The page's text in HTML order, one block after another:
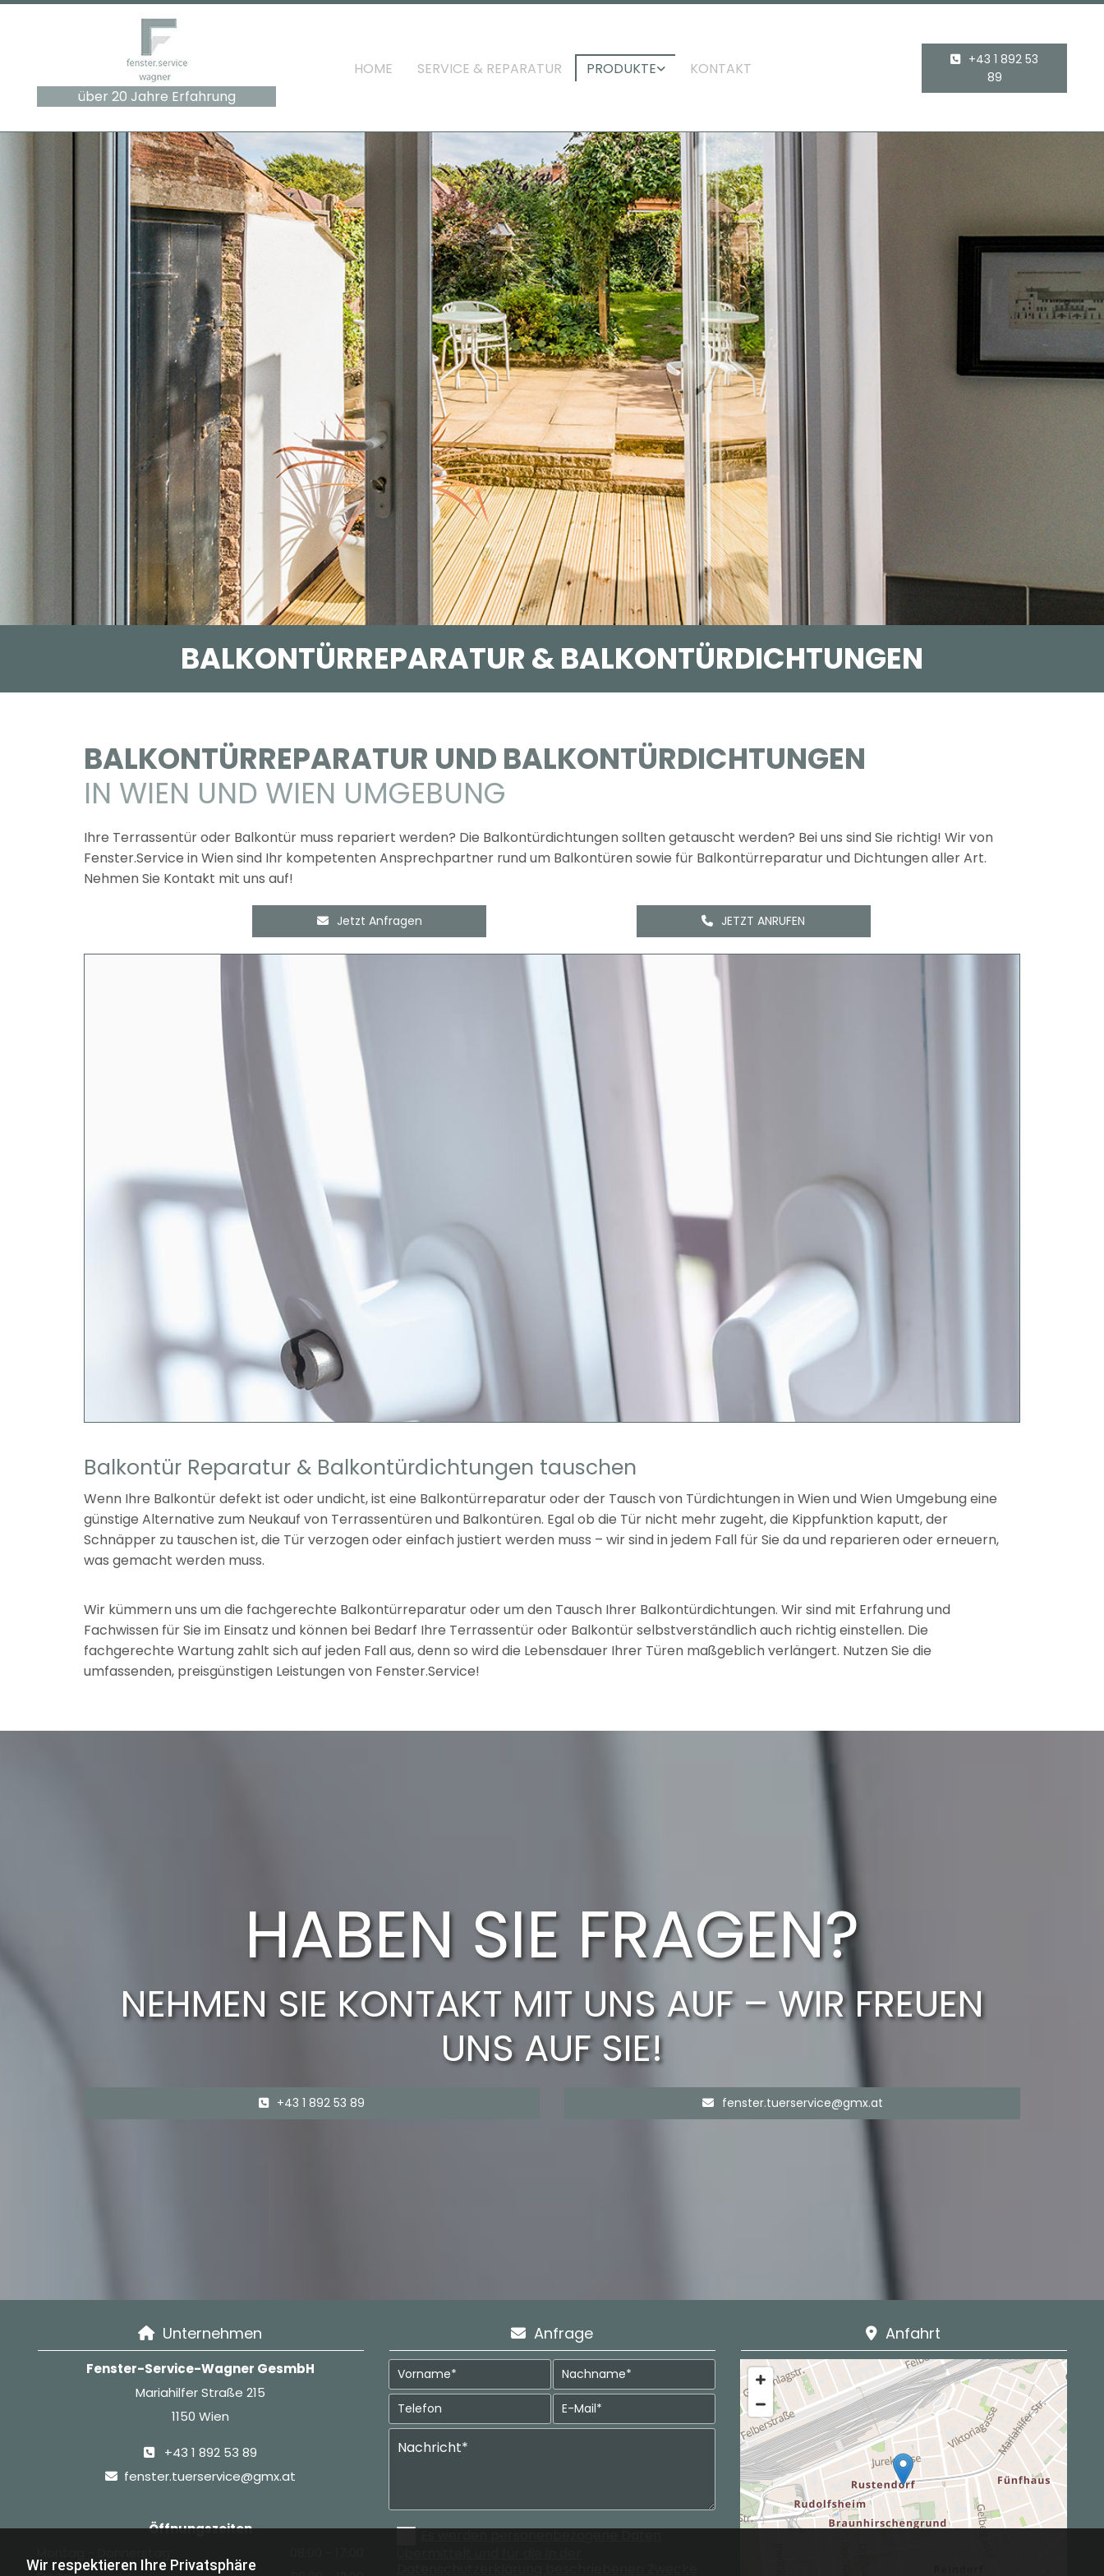
Wir respektieren Ihre Privatsphäre
über 20 Jahre Erfahrung
HOME SERVICE & REPARATUR PRODUKTE KONTAKT
+43 1 892 53
89
BALKONTÜRREPARATUR & BALKONTÜRDICHTUNGEN
BALKONTÜRREPARATUR UND BALKONTÜRDICHTUNGEN
IN WIEN UND WIEN UMGEBUNG
Ihre Terrassentür oder Balkontür muss repariert werden? Die Balkontürdichtungen sollten getauscht werden? Bei uns sind Sie richtig! Wir von
Fenster.Service in Wien sind Ihr kompetenten Ansprechpartner rund um Balkontüren sowie für Balkontürreparatur und Dichtungen aller Art.
Nehmen Sie Kontakt mit uns auf!
Jetzt Anfragen JETZT ANRUFEN
Balkontür Reparatur & Balkontürdichtungen tauschen
Wenn Ihre Balkontür defekt ist oder undicht, ist eine Balkontürreparatur oder der Tausch von Türdichtungen in Wien und Wien Umgebung eine
günstige Alternative zum Neukauf von Terrassentüren und Balkontüren. Egal ob die Tür nicht mehr zugeht, die Kippfunktion kaputt, der
Schnäpper zu tauschen ist, die Tür verzogen oder einfach justiert werden muss – wir sind in jedem Fall für Sie da und reparieren oder erneuern,
was gemacht werden muss.
Wir kümmern uns um die fachgerechte Balkontürreparatur oder um den Tausch Ihrer Balkontürdichtungen. Wir sind mit Erfahrung und
Fachwissen für Sie im Einsatz und können bei Bedarf Ihre Terrassentür oder Balkontür selbstverständlich auch richtig einstellen. Die
fachgerechte Wartung zahlt sich auf jeden Fall aus, denn so wird die Lebensdauer Ihrer Türen maßgeblich verlängert. Nutzen Sie die
umfassenden, preisgünstigen Leistungen von Fenster.Service!
HABEN SIE FRAGEN?
NEHMEN SIE KONTAKT MIT UNS AUF – WIR FREUEN
UNS AUF SIE!
+43 1 892 53 89 fenster.tuerservice@gmx.at
 Unternehmen
Fenster-Service-Wagner GesmbH
Mariahilfer Straße 215
1150 Wien
 +43 1 892 53 89
 fenster.tuerservice@gmx.at
Öffnungszeiten
Anfrage  Anfahrt